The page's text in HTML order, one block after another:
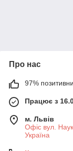
Про нас
97%
Працює з
м. Львів
Офіс вул.
Україна